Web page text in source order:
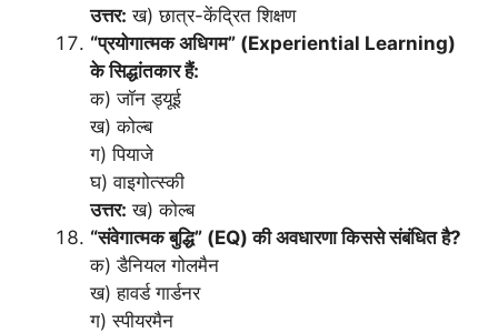
उत्तर: ख) छात्र-केंद्रित शिक्षण
“प्रयोगात्मक अधिगम” (Experiential Learning)
के सिद्धांतकार हैं:
क) जॉन ड्यूई
ख) कोल्ब
ग) पियाजे
घ) वाइगोत्स्की
उत्तर: ख) कोल्ब
“संवेगात्मक बुद्धि” (EQ) की अवधारणा किससे संबंधित है?
क) डैनियल गोलमैन
ख) हावर्ड गार्डनर
ग) स्पीयरमैन